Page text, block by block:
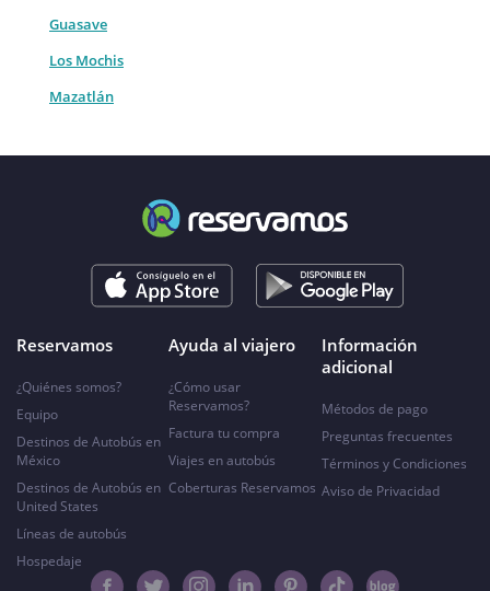
Guasave
Los Mochis
Mazatlán
Reservamos
¿Quiénes somos?
Equipo
Destinos de Autobús en
México
Destinos de Autobús en
United States
Líneas de autobús
Hospedaje
Ayuda al viajero
¿Cómo usar
Reservamos?
Factura tu compra
Viajes en autobús
Coberturas Reservamos
Información
adicional
Métodos de pago
Preguntas frecuentes
Términos y Condiciones
Aviso de Privacidad